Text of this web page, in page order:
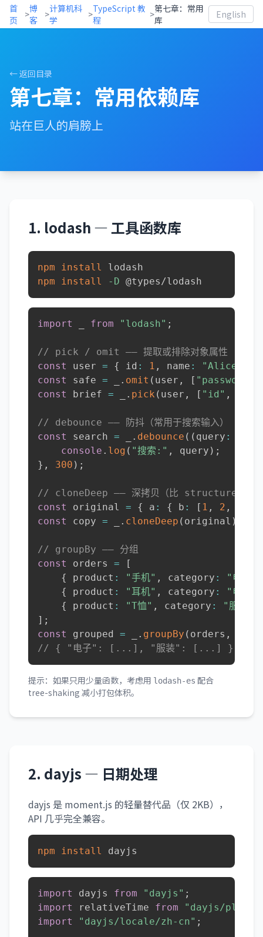
首
页
>博
客
>计算机科
学
>TypeScript 教
程
>第七章：常用
库
English
← 返回目录
第七章：常用依赖库
站在巨人的肩膀上
1. lodash — 工具函数库
npm install
npm
install -D @types/lodash
import from "lodash" ;
// pick / omit —— 提取或排除对象属性
const
user = { id : 1 , name : "Alice"
const
safe = . omit ( user , [ "password"
const
brief = . pick ( user , [ "id" ,
// debounce —— 防抖（常用于搜索输入）
const
search = . debounce ( ( query :
console . log ( "搜索:" , query ) ;
} , 300 ) ;
// cloneDeep —— 深拷贝（比
const
original = { a : { b : [ 1 , 2 ,
const
copy = . cloneDeep ( original )
// groupBy —— 分组
const
orders =
[
{
product : "手机" , category :
"电子"
{
product : "耳机" , category :
"电子"
{
product : "T恤" , category : "服装"
] ;
const
grouped = . groupBy ( orders ,
// { "电子": [...], "服装": [...] }
提示：如果只用少量函数，考虑用 lodash-es 配合
tree-shaking 减小打包体积。
2. dayjs — 日期处理
dayjs 是 moment.js 的轻量替代品（仅 2KB），
API 几乎完全兼容。
npm install dayjs
import dayjs from "dayjs" ;
import
relativeTime from
"dayjs/
import
"dayjs/locale/zh-cn" ;